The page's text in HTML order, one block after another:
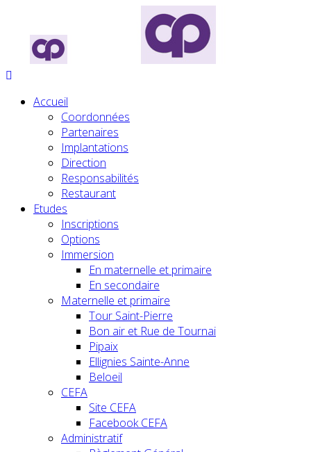
Accueil
Coordonnées
Partenaires
Implantations
Direction
Responsabilités
Restaurant
Etudes
Inscriptions
Options
Immersion
En maternelle et primaire
En secondaire
Maternelle et primaire
Tour Saint-Pierre
Bon air et Rue de Tournai
Pipaix
Ellignies Sainte-Anne
Beloeil
CEFA
Site CEFA
Facebook CEFA
Administratif